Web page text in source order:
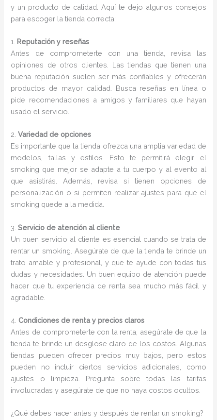
y un producto de calidad. Aquí te dejo algunos consejos
para escoger la tienda correcta:
1. Reputación y reseñas
Antes de comprometerte con una tienda, revisa las
opiniones de otros clientes. Las tiendas que tienen una
buena reputación suelen ser más confiables y ofrecerán
productos de mayor calidad. Busca reseñas en línea o
pide recomendaciones a amigos y familiares que hayan
usado el servicio.
2.Variedad de opciones
Es importante que la tienda ofrezca una amplia variedad de
modelos, tallas y estilos. Esto te permitirá elegir el
smoking que mejor se adapte a tu cuerpo y al evento al
que asistirás. Además, revisa si tienen opciones de
personalización o si permiten realizar ajustes para que el
smoking quede a la medida.
3.Servicio de atención al cliente
Un buen servicio al cliente es esencial cuando se trata de
rentar un smoking. Asegúrate de que la tienda te brinde un
trato amable y profesional, y que te ayude con todas tus
dudas y necesidades. Un buen equipo de atención puede
hacer que tu experiencia de renta sea mucho más fácil y
agradable.
4.Condiciones de renta y precios claros
Antes de comprometerte con la renta, asegúrate de que la
tienda te brinde un desglose claro de los costos. Algunas
tiendas pueden ofrecer precios muy bajos, pero estos
pueden no incluir ciertos servicios adicionales, como
ajustes o limpieza. Pregunta sobre todas las tarifas
involucradas y asegúrate de que no haya costos ocultos.
¿Qué debes hacer antes y después de rentar un smoking?